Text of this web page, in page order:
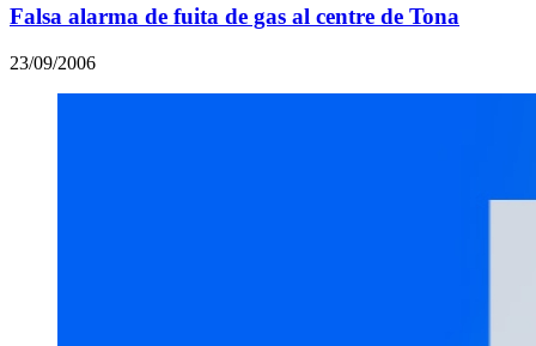
Falsa alarma de fuita de gas al centre de Tona
23/09/2006